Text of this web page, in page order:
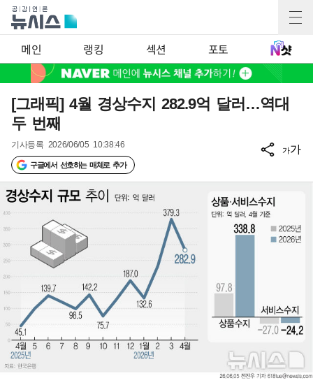
메인 랭킹 섹션 포토
[그래픽] 4월 경상수지 282.9억 달러…역대
두 번째
기사등록 2026/06/05 10:38:46
구글에서 선호하는 매체로 추가
가가